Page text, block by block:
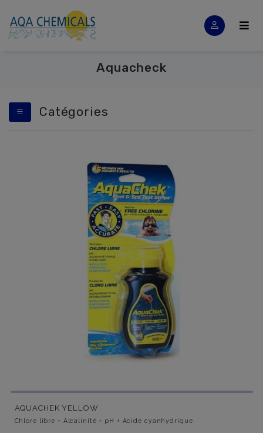
Aquacheck
Catégories
AQUACHEK YELLOW
Chlore libre + Alcalinité + pH + Acide cyanhydrique